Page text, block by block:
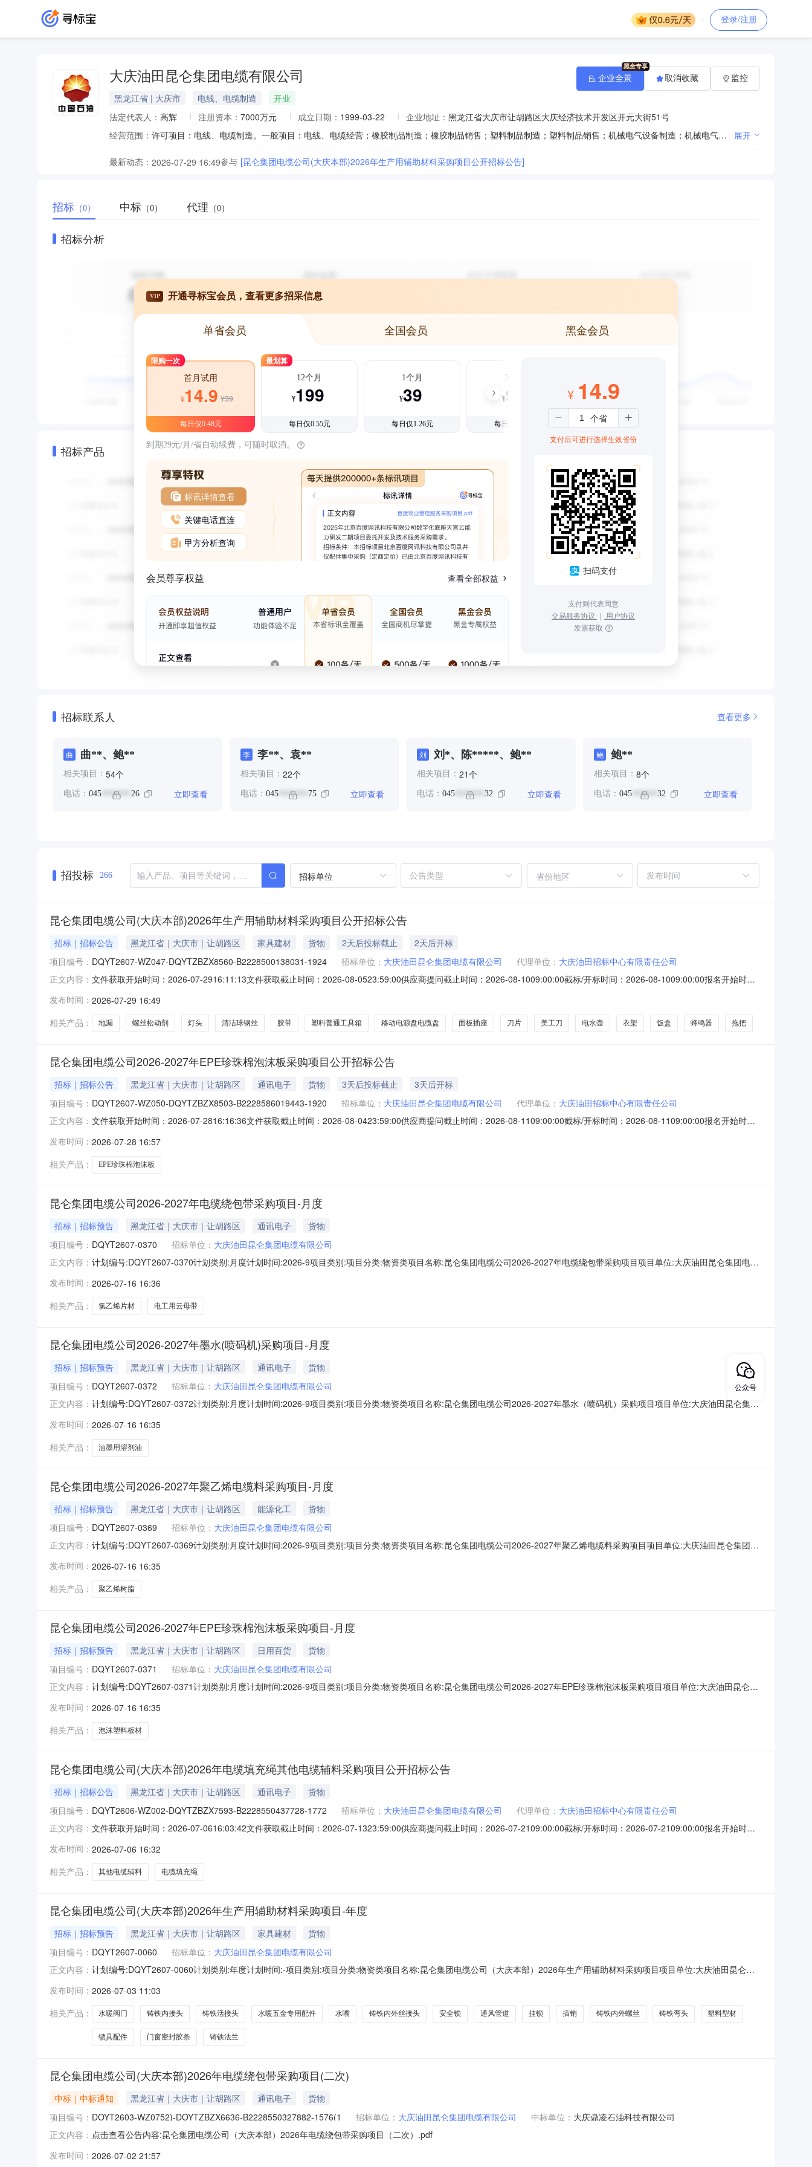
登录/注册
大庆油田昆仑集团电缆有限公司
黑龙江省 | 大庆市 电线、电缆制造
开业
法定代表人： 高辉 注册资本： 7000万元 成立日期： 1999-03-22 企业地址： 黑龙江省大庆市让胡路区大庆经济技术开发区开元大街51号
经营范围：
许可项目：电线、电缆制造。一般项目：电线、电缆经营；橡胶制品制造；橡胶制品销售；塑料制品制造；塑料制品销售；机械电气设备制造；机械电气设备销售；五金产品研发；新材料技术研发；生产性废旧金属回收；住房租赁；非居住房地产租赁；土地使用权租赁；机械设备租赁；技术服务、技术开发、技术咨询、技术交流、技术转让、技术推广；货物进出口；技术进出口。 展开
最新动态： 2026-07-29 16:49参与 [昆仑集团电缆公司(大庆本部)2026年生产用辅助材料采购项目公开招标公告]
企业全景 取消收藏 监控
招标 （0） 中标 （0） 代理 （0）
招标分析
招标产品
VIP 开通寻标宝会员，查看更多招采信息
单省会员 全国会员 黑金会员
限购一次
首月试用
¥14.9 ¥39
每日仅0.48元
最划算
12个月
¥199
每日仅0.55元
1个月
¥39
每日仅1.26元
3个月
¥99
每日仅1.08元
到期29元/月/省自动续费，可随时取消。
标讯详情查看
关键电话直连
甲方分析查询
会员尊享权益 查看全部权益
¥ 14.9
支付后可进行选择生效省份
扫码支付
支付则代表同意
交易服务协议 ｜ 用户协议
发票获取
招标联系人 查看更多
曲 曲**、鲍**
相关项目： 54个
电话： 045 ******* 26 立即查看
李 李**、袁**
相关项目： 22个
电话： 045******* 75 立即查看
刘 刘*、陈*****、鲍**
相关项目： 21个
电话： 045 ******* 32 立即查看
鲍 鲍**
相关项目： 8个
电话： 045****** 32 立即查看
招投标 266 招标单位 省份地区
昆仑集团电缆公司(大庆本部)2026年生产用辅助材料采购项目公开招标公告
招标｜招标公告 黑龙江省｜大庆市｜让胡路区 家具建材 货物 2天后投标截止
2天后开标
项目编号： DQYT2607-WZ047-DQYTZBZX8560-B2228500138031-1924 招标单位： 大庆油田昆仑集团电缆有限公司 代理单位： 大庆油田招标中心有限责任公司
正文内容： 文件获取开始时间：2026-07-2916:11:13文件获取截止时间：2026-08-0523:59:00供应商提问截止时间：2026-08-1009:00:00截标/开标时间：2026-08-1009:00:00报名开始时
件.zip
发布时间： 2026-07-29 16:49
相关产品：
地漏 螺丝松动剂 灯头 清洁球钢丝 胶带 塑料普通工具箱 移动电源盘电缆盘 面板插座 刀片 美工刀 电水壶 衣架 饭盒 蜂鸣器 拖把
昆仑集团电缆公司2026-2027年EPE珍珠棉泡沫板采购项目公开招标公告
招标｜招标公告 黑龙江省｜大庆市｜让胡路区 通讯电子 货物 3天后投标截止
3天后开标
项目编号： DQYT2607-WZ050-DQYTZBZX8503-B2228586019443-1920 招标单位： 大庆油田昆仑集团电缆有限公司 代理单位： 大庆油田招标中心有限责任公司
正文内容： 文件获取开始时间：2026-07-2816:16:36文件获取截止时间：2026-08-0423:59:00供应商提问截止时间：2026-08-1109:00:00截标/开标时间：2026-08-1109:00:00报名开始时
棉泡沫板公告附件.rar
发布时间： 2026-07-28 16:57
相关产品：
EPE珍珠棉泡沫板
昆仑集团电缆公司2026-2027年电缆绕包带采购项目-月度
招标｜招标预告 黑龙江省｜大庆市｜让胡路区 通讯电子
货物
项目编号： DQYT2607-0370 招标单位： 大庆油田昆仑集团电缆有限公司
正文内容： 计划编号:DQYT2607-0370计划类别:月度计划时间:2026-9项目类别:项目分类:物资类项目名称:昆仑集团电缆公司2026-2027年电缆绕包带采购项目项目单位:大庆油田昆仑集团电缆
人民币。根据【中国石油天然气集团有限公司招标管理规定】（中国石油工程物装〔2026〕95号）此项目自招标文件开始发出之日起至投标人提交投标文件截止之日止，
发布时间： 2026-07-16 16:36
相关产品：
氯乙烯片材 电工用云母带
昆仑集团电缆公司2026-2027年墨水(喷码机)采购项目-月度
招标｜招标预告 黑龙江省｜大庆市｜让胡路区 通讯电子
货物
项目编号： DQYT2607-0372 招标单位： 大庆油田昆仑集团电缆有限公司
正文内容： 计划编号:DQYT2607-0372计划类别:月度计划时间:2026-9项目类别:项目分类:物资类项目名称:昆仑集团电缆公司2026-2027年墨水（喷码机）采购项目项目单位:大庆油田昆仑集团
税金额100万人民币。根据【中国石油天然气集团有限公司招标管理规定】（中国石油工程物装〔2026〕95号）此项目自招标文件开始发出之日起至投标人提交投标文件
发布时间： 2026-07-16 16:35
相关产品：
油墨用溶剂油
昆仑集团电缆公司2026-2027年聚乙烯电缆料采购项目-月度
招标｜招标预告 黑龙江省｜大庆市｜让胡路区 能源化工
货物
项目编号： DQYT2607-0369 招标单位： 大庆油田昆仑集团电缆有限公司
正文内容： 计划编号:DQYT2607-0369计划类别:月度计划时间:2026-9项目类别:项目分类:物资类项目名称:昆仑集团电缆公司2026-2027年聚乙烯电缆料采购项目项目单位:大庆油田昆仑集团电
650万人民币。根据【中国石油天然气集团有限公司招标管理规定】（中国石油工程物装〔2026〕95号）此项目自招标文件开始发出之日起至投标人提交投标文件截止之
发布时间： 2026-07-16 16:35
相关产品：
聚乙烯树脂
昆仑集团电缆公司2026-2027年EPE珍珠棉泡沫板采购项目-月度
招标｜招标预告 黑龙江省｜大庆市｜让胡路区 日用百货
货物
项目编号： DQYT2607-0371 招标单位： 大庆油田昆仑集团电缆有限公司
正文内容： 计划编号:DQYT2607-0371计划类别:月度计划时间:2026-9项目类别:项目分类:物资类项目名称:昆仑集团电缆公司2026-2027年EPE珍珠棉泡沫板采购项目项目单位:大庆油田昆仑集
签订含税金额100万人民币。根据【中国石油天然气集团有限公司招标管理规定】（中国石油工程物装〔2026〕95号）此项目自招标文件开始发出之日起至投标人
发布时间： 2026-07-16 16:35
相关产品：
泡沫塑料板材
昆仑集团电缆公司(大庆本部)2026年电缆填充绳其他电缆辅料采购项目公开招标公告
招标｜招标公告 黑龙江省｜大庆市｜让胡路区 通讯电子
货物
项目编号： DQYT2606-WZ002-DQYTZBZX7593-B2228550437728-1772 招标单位： 大庆油田昆仑集团电缆有限公司 代理单位： 大庆油田招标中心有限责任公司
正文内容： 文件获取开始时间：2026-07-0616:03:42文件获取截止时间：2026-07-1323:59:00供应商提问截止时间：2026-07-2109:00:00截标/开标时间：2026-07-2109:00:00报名开始时
DQYT2606-WZ002-DQYTZBZX7593-B2228550437728-17721.招标条件本招标项目昆仑集团电缆公司（大庆
发布时间： 2026-07-06 16:32
相关产品：
其他电缆辅料 电缆填充绳
昆仑集团电缆公司(大庆本部)2026年生产用辅助材料采购项目-年度
招标｜招标预告 黑龙江省｜大庆市｜让胡路区 家具建材
货物
项目编号： DQYT2607-0060 招标单位： 大庆油田昆仑集团电缆有限公司
正文内容： 计划编号:DQYT2607-0060计划类别:年度计划时间:-项目类别:项目分类:物资类项目名称:昆仑集团电缆公司（大庆本部）2026年生产用辅助材料采购项目项目单位:大庆油田昆仑集
178万人民币。采购组织形式:委托招标采购方式:公开招标标包数量:1项目类别分类:大类编码大类名称中类编码中类名称小类编码小类名称品名编码品名名称A01冶金原料及锻铸件
A0
发布时间： 2026-07-03 11:03
相关产品：
水暖阀门 铸铁内接头 铸铁活接头 水暖五金专用配件 水嘴 铸铁内外丝接头 安全锁 通风管道 挂锁 插销 铸铁内外螺丝 铸铁弯头 塑料型材
锁具配件 门窗密封胶条 铸铁法兰
昆仑集团电缆公司(大庆本部)2026年电缆绕包带采购项目(二次)
中标｜中标通知 黑龙江省｜大庆市｜让胡路区 通讯电子
货物
项目编号： DOYT2603-WZ0752)-DOYTZBZX6636-B2228550327882-1576(1 招标单位： 大庆油田昆仑集团电缆有限公司 中标单位： 大庆鼎凌石油科技有限公司
正文内容： 点击查看公告内容:昆仑集团电缆公司（大庆本部）2026年电缆绕包带采购项目（二次）.pdf
发布时间： 2026-07-02 21:57
公众号